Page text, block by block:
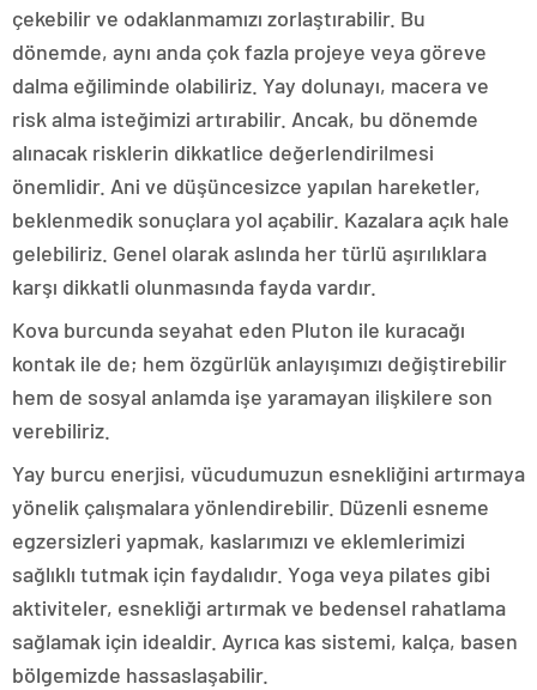
çekebilir ve odaklanmamızı zorlaştırabilir. Bu
dönemde, aynı anda çok fazla projeye veya göreve
dalma eğiliminde olabiliriz. Yay dolunayı, macera ve
risk alma isteğimizi artırabilir. Ancak, bu dönemde
alınacak risklerin dikkatlice değerlendirilmesi
önemlidir. Ani ve düşüncesizce yapılan hareketler,
beklenmedik sonuçlara yol açabilir. Kazalara açık hale
gelebiliriz. Genel olarak aslında her türlü aşırılıklara
karşı dikkatli olunmasında fayda vardır.
Kova burcunda seyahat eden Pluton ile kuracağı
kontak ile de; hem özgürlük anlayışımızı değiştirebilir
hem de sosyal anlamda işe yaramayan ilişkilere son
verebiliriz.
Yay burcu enerjisi, vücudumuzun esnekliğini artırmaya
yönelik çalışmalara yönlendirebilir. Düzenli esneme
egzersizleri yapmak, kaslarımızı ve eklemlerimizi
sağlıklı tutmak için faydalıdır. Yoga veya pilates gibi
aktiviteler, esnekliği artırmak ve bedensel rahatlama
sağlamak için idealdir. Ayrıca kas sistemi, kalça, basen
bölgemizde hassaslaşabilir.